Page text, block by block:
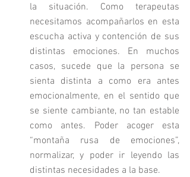
la situación. Como terapeutas
necesitamos acompañarlos en esta
escucha activa y contención de sus
distintas emociones. En muchos
casos, sucede que la persona se
sienta distinta a como era antes
emocionalmente, en el sentido que
se siente cambiante, no tan estable
como antes. Poder acoger esta
“montaña rusa de emociones”,
normalizar, y poder ir leyendo las
distintas necesidades a la base.